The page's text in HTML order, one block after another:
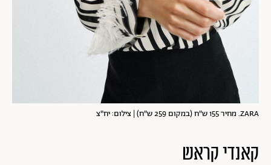
ZARA. מחיר 155 ש"ח (במקום 259 ש"ח) | צילום: יח"צ
קאנדי קראש